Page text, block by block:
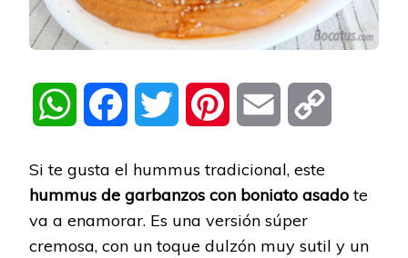
WhatsAppFacebook Twitter Pinterest Email
Si te gusta el hummus tradicional, este
hummus de garbanzos con boniato asadote
va a enamorar. Es una versión súper
cremosa, con un toque dulzón muy sutil y un